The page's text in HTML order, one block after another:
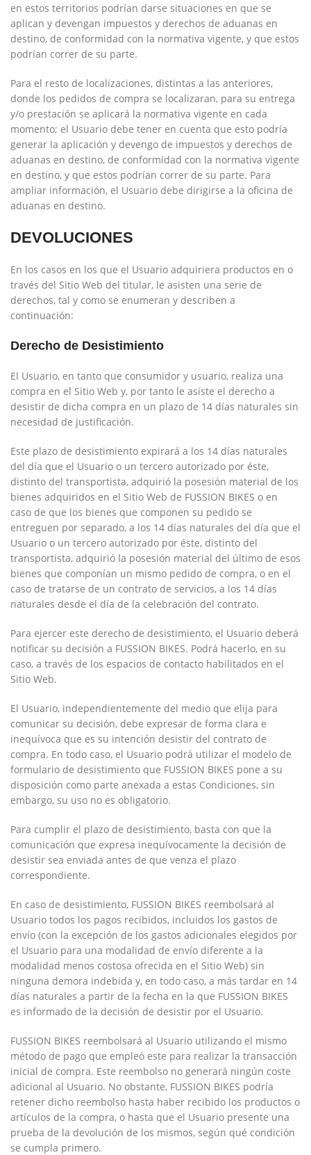
en estos territorios podrían darse situaciones en que se
aplican y devengan impuestos y derechos de aduanas en
destino, de conformidad con la normativa vigente, y que estos
podrían correr de su parte.
Para el resto de localizaciones, distintas a las anteriores,
donde los pedidos de compra se localizaran, para su entrega
y/o prestación se aplicará la normativa vigente en cada
momento; el Usuario debe tener en cuenta que esto podría
generar la aplicación y devengo de impuestos y derechos de
aduanas en destino, de conformidad con la normativa vigente
en destino, y que estos podrían correr de su parte. Para
ampliar información, el Usuario debe dirigirse a la oficina de
aduanas en destino.
DEVOLUCIONES
En los casos en los que el Usuario adquiriera productos en o
través del Sitio Web del titular, le asisten una serie de
derechos, tal y como se enumeran y describen a
continuación:
Derecho de Desistimiento
El Usuario, en tanto que consumidor y usuario, realiza una
compra en el Sitio Web y, por tanto le asiste el derecho a
desistir de dicha compra en un plazo de 14 días naturales sin
necesidad de justificación.
Este plazo de desistimiento expirará a los 14 días naturales
del día que el Usuario o un tercero autorizado por éste,
distinto del transportista, adquirió la posesión material de los
bienes adquiridos en el Sitio Web de FUSSION BIKES o en
caso de que los bienes que componen su pedido se
entreguen por separado, a los 14 días naturales del día que el
Usuario o un tercero autorizado por éste, distinto del
transportista, adquirió la posesión material del último de esos
bienes que componían un mismo pedido de compra, o en el
caso de tratarse de un contrato de servicios, a los 14 días
naturales desde el día de la celebración del contrato.
Para ejercer este derecho de desistimiento, el Usuario deberá
notificar su decisión a FUSSION BIKES. Podrá hacerlo, en su
caso, a través de los espacios de contacto habilitados en el
Sitio Web.
El Usuario, independientemente del medio que elija para
comunicar su decisión, debe expresar de forma clara e
inequívoca que es su intención desistir del contrato de
compra. En todo caso, el Usuario podrá utilizar el modelo de
formulario de desistimiento que FUSSION BIKES pone a su
disposición como parte anexada a estas Condiciones, sin
embargo, su uso no es obligatorio.
Para cumplir el plazo de desistimiento, basta con que la
comunicación que expresa inequívocamente la decisión de
desistir sea enviada antes de que venza el plazo
correspondiente.
En caso de desistimiento, FUSSION BIKES reembolsará al
Usuario todos los pagos recibidos, incluidos los gastos de
envío (con la excepción de los gastos adicionales elegidos por
el Usuario para una modalidad de envío diferente a la
modalidad menos costosa ofrecida en el Sitio Web) sin
ninguna demora indebida y, en todo caso, a más tardar en 14
días naturales a partir de la fecha en la que FUSSION BIKES
es informado de la decisión de desistir por el Usuario.
FUSSION BIKES reembolsará al Usuario utilizando el mismo
método de pago que empleó este para realizar la transacción
inicial de compra. Este reembolso no generará ningún coste
adicional al Usuario. No obstante, FUSSION BIKES podría
retener dicho reembolso hasta haber recibido los productos o
artículos de la compra, o hasta que el Usuario presente una
prueba de la devolución de los mismos, según qué condición
se cumpla primero.